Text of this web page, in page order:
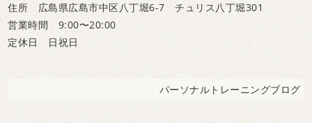
住所 広島県広島市中区八丁堀6-7 チュリス八丁堀301
営業時間 9:00〜20:00
定休日 日祝日
パーソナルトレーニングブログ